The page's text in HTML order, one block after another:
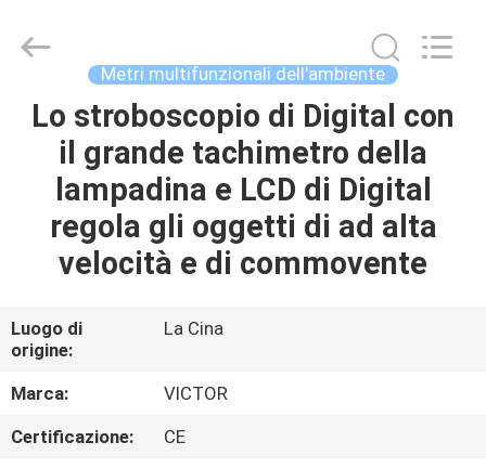
CASA
PRODOTTI
CIRCA
GIRO
DELLA
FABBRICA
Rights
Metri multifunzionali dell'ambiente
Lo stroboscopio di Digital con
il grande tachimetro della
lampadina e LCD di Digital
regola gli oggetti di ad alta
velocità e di commovente
Luogo di
origine:
La Cina
Marca:
VICTOR
Certificazione:
CE